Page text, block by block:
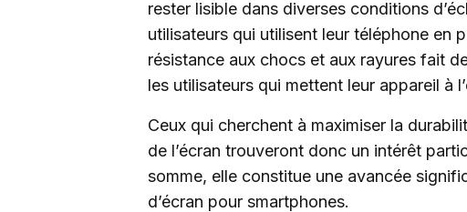
rester lisible dans diverses conditions
utilisateurs qui utilisent leur téléphone en
résistance aux chocs et aux rayures fait
les utilisateurs qui mettent leur appareil à
Ceux qui cherchent à maximiser la
de l’écran trouveront donc un intérêt
somme, elle constitue une avancée
d’écran pour smartphones.